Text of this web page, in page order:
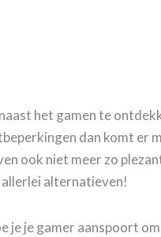
het gamen te
dan komt er
ook niet meer zo
alternatieven!
je je gamer aanspoort